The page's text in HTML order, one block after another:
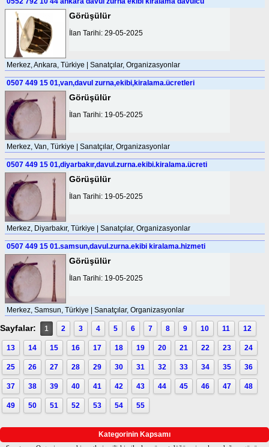
Görüşülür
İlan Tarihi: 29-05-2025
Merkez, Ankara, Türkiye | Sanatçılar, Organizasyonlar
0507 449 15 01,van,davul zurna,ekibi,kiralama.ücretleri
Görüşülür
İlan Tarihi: 19-05-2025
Merkez, Van, Türkiye | Sanatçılar, Organizasyonlar
0507 449 15 01,diyarbakır,davul.zurna.ekibi.kiralama.ücreti
Görüşülür
İlan Tarihi: 19-05-2025
Merkez, Diyarbakır, Türkiye | Sanatçılar, Organizasyonlar
0507 449 15 01.samsun,davul.zurna.ekibi kiralama.hizmeti
Görüşülür
İlan Tarihi: 19-05-2025
Merkez, Samsun, Türkiye | Sanatçılar, Organizasyonlar
Sayfalar: 1 2 3 4 5 6 7 8 9 10 11 12
13 14 15 16 17 18 19 20 21 22 23 24
25 26 27 28 29 30 31 32 33 34 35 36
37 38 39 40 41 42 43 44 45 46 47 48
49 50 51 52 53 54 55
Kategorinin Kapsamı